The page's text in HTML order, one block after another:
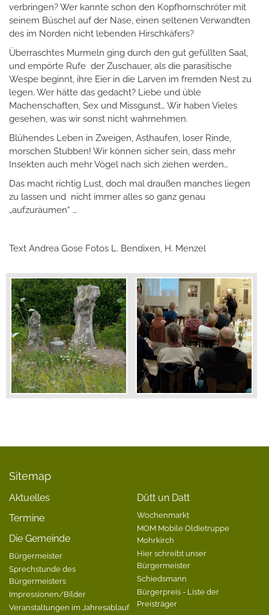
verbringen? Wer kannte schon den Kopfhornschröter mit
seinem Büschel auf der Nase, einen seltenen Verwandten
des im Norden nicht lebenden Hirschkäfers?
Überraschtes Murmeln ging durch den gut gefüllten Saal,
und empörte Rufe der Zuschauer, als die parasitische
Wespe beginnt, ihre Eier in die Larven im fremden Nest zu
legen. Wer hätte das gedacht? Liebe und üble
Machenschaften, Sex und Missgunst… Wir haben Vieles
gesehen, was wir sonst nicht wahrnehmen.
Blühendes Leben in Zweigen, Asthaufen, loser Rinde,
morschen Stubben! Wir können sicher sein, dass mehr
Insekten auch mehr Vögel nach sich ziehen werden…
Das macht richtig Lust, doch mal draußen manches liegen
zu lassen und nicht immer alles so ganz genau
„aufzuräumen“ …
Text Andrea Gose Fotos L. Bendixen, H. Menzel
Sitemap
Aktuelles
Termine
Die Gemeinde
Bürgermeister
Sprechstunde des
Bürgermeisters
Impressionen/Bilder
Veranstaltungen im Jahresablauf
Dütt un Datt
Wochenmarkt
MOM Mobile Oldietruppe
Mohrkirch
Hier schreibt unser
Bürgermeister
Schiedsmann
Bürgerpreis - Liste der
Preisträger